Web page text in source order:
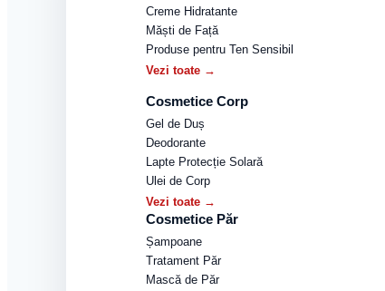
Creme Hidratante
Măști de Față
Produse pentru Ten Sensibil
Vezi toate →
Cosmetice Corp
Gel de Duș
Deodorante
Lapte Protecție Solară
Ulei de Corp
Vezi toate →
Cosmetice Păr
Șampoane
Tratament Păr
Mască de Păr